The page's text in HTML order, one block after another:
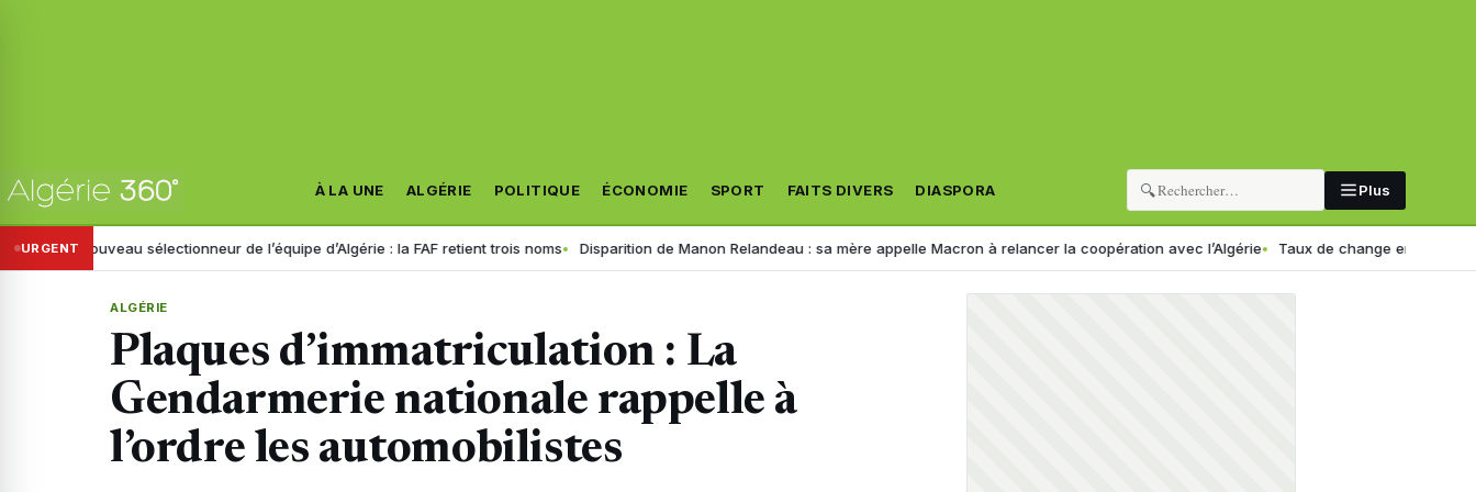
À LA UNE ALGÉRIE POLITIQUE ÉCONOMIE SPORT FAITS DIVERS DIASPORA 🔍 Plus
URGENT
Nouveau sélectionneur de l’équipe d’Algérie : la FAF retient trois noms Disparition de Manon Relandeau : sa mère appelle Macron à relancer la coopération avec l’Algérie Taux de change en Algérie : voici le
ALGÉRIE
Plaques d’immatriculation : La
Gendarmerie nationale rappelle à
l’ordre les automobilistes